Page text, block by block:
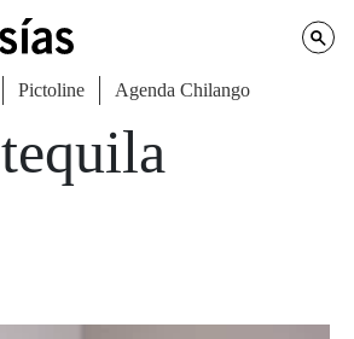
Pictoline Agenda Chilango
tequila